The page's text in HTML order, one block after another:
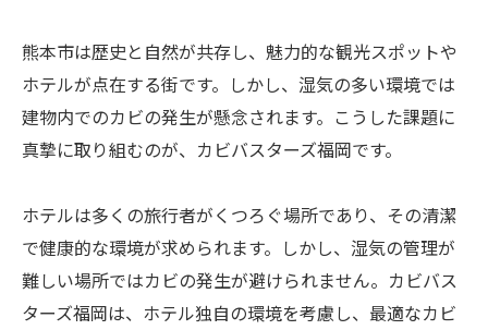
熊本市は歴史と自然が共存し、魅力的な観光スポットや
ホテルが点在する街です。しかし、湿気の多い環境では
建物内でのカビの発生が懸念されます。こうした課題に
真摯に取り組むのが、カビバスターズ福岡です。
ホテルは多くの旅行者がくつろぐ場所であり、その清潔
で健康的な環境が求められます。しかし、湿気の管理が
難しい場所ではカビの発生が避けられません。カビバス
ターズ福岡は、ホテル独自の環境を考慮し、最適なカビ